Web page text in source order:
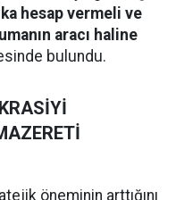
hesap vermeli ve
aracı haline
bulundu.
öneminin arttığını